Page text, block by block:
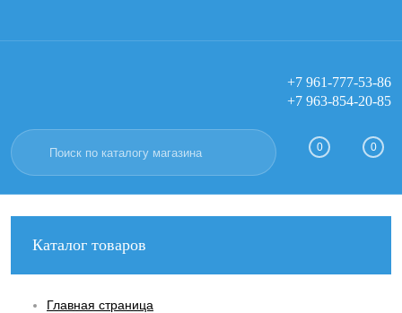
Вход Регистрация
+7 961-777-53-86
+7 963-854-20-85
0 0
Каталог товаров
Главная страница